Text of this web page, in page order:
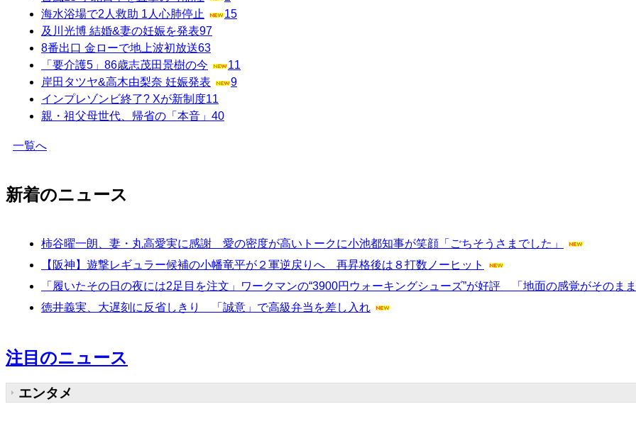
海水浴場で2人救助 1人心肺停止
15
及川光博 結婚&妻の妊娠を発表97
8番出口 金ローで地上波初放送63
「要介護5」86歳志茂田景樹の今
11
岸田タツヤ&高木由梨奈 妊娠発表
9
インプレゾンビ終了? Xが新制度11
親・祖父母世代、帰省の「本音」 40
一覧へ
新着のニュース
柿谷曜一朗、妻・丸高愛実に感謝 愛の密度が高いトークに小池都知事が笑顔「ごちそうさまでした」
【阪神】遊撃レギュラー候補の小幡竜平が２軍逆戻りへ 再昇格後は８打数ノーヒット
「履いたその日の夜には2足目を注文」ワークマンの“3900円ウォーキングシューズ”が好評 「地面の感覚がそのま
徳井義実、大遅刻に反省しきり 「誠意」で高級弁当を差し入れ
注目のニュース
エンタメ